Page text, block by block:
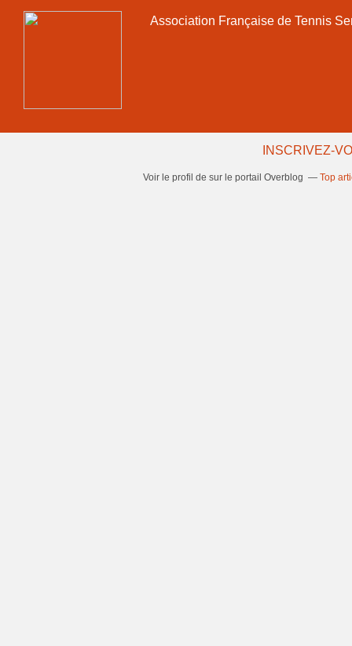
Association Française de Tennis
INSCRIVEZ-
Voir le profil de sur le portail Overblog Top